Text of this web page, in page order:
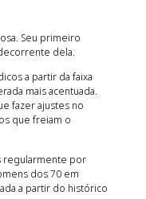
Seu primeiro
dela.
a partir da faixa
mais acentuada.
fazer ajustes no
que freiam o
regularmente por
dos 70 em
a partir do histórico